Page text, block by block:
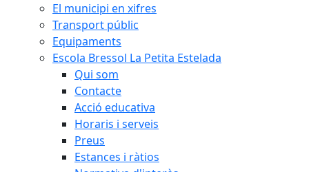
El municipi en xifres
Transport públic
Equipaments
Escola Bressol La Petita Estelada
Qui som
Contacte
Acció educativa
Horaris i serveis
Preus
Estances i ràtios